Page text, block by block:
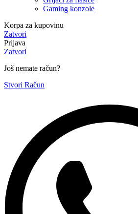
Gaming konzole
Korpa za kupovinu
Zatvori
Prijava
Zatvori
Još nemate račun?
Stvori Račun